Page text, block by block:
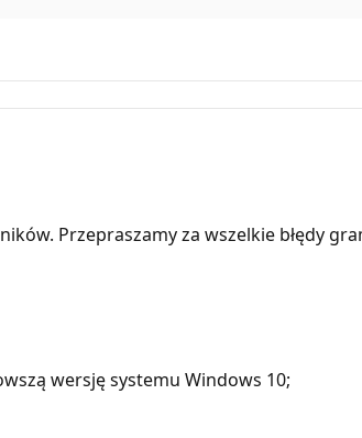
Przepraszamy za wszelkie błędy
wersję systemu Windows 10;